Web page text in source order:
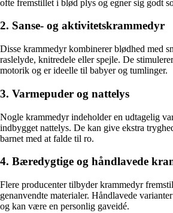
ofte fremstillet i blød plys og egner sig godt
2. Sanse- og aktivitetskrammedyr
Disse krammedyr kombinerer blødhed med
raslelyde, knitredele eller spejle. De
motorik og er ideelle til babyer og tumlinger.
3. Varmepuder og nattelys
Nogle krammedyr indeholder en udtagelig
indbygget nattelys. De kan give ekstra
barnet med at falde til ro.
4. Bæredygtige og håndlavede
Flere producenter tilbyder krammedyr
genanvendte materialer. Håndlavede
og kan være en personlig gaveidé.